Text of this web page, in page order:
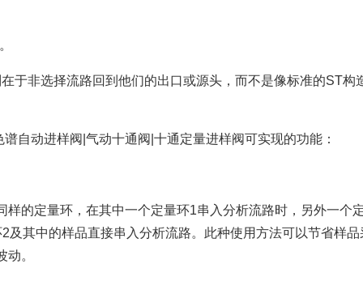
于非选择流路回到他们的出口或源头，而不是像标准的ST构
自动进样阀|气动十通阀|十通定量进样阀可实现的功能：
的定量环，在其中一个定量环1串入分析流路时，另外一个
及其中的样品直接串入分析流路。此种使用方法可以节省样品
。